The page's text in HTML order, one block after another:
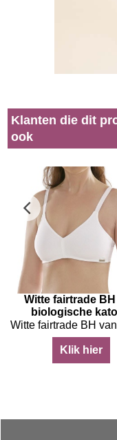
Klanten die dit
ook
Witte fairtrade
biologische
Klik hier